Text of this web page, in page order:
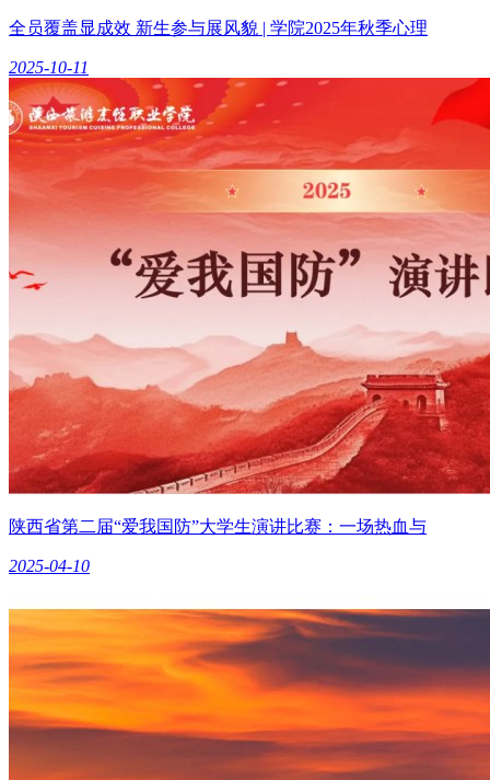
全员覆盖显成效 新生参与展风貌 | 学院2025年秋季心理
2025-10-11
陕西省第二届“爱我国防”大学生演讲比赛：一场热血与
2025-04-10